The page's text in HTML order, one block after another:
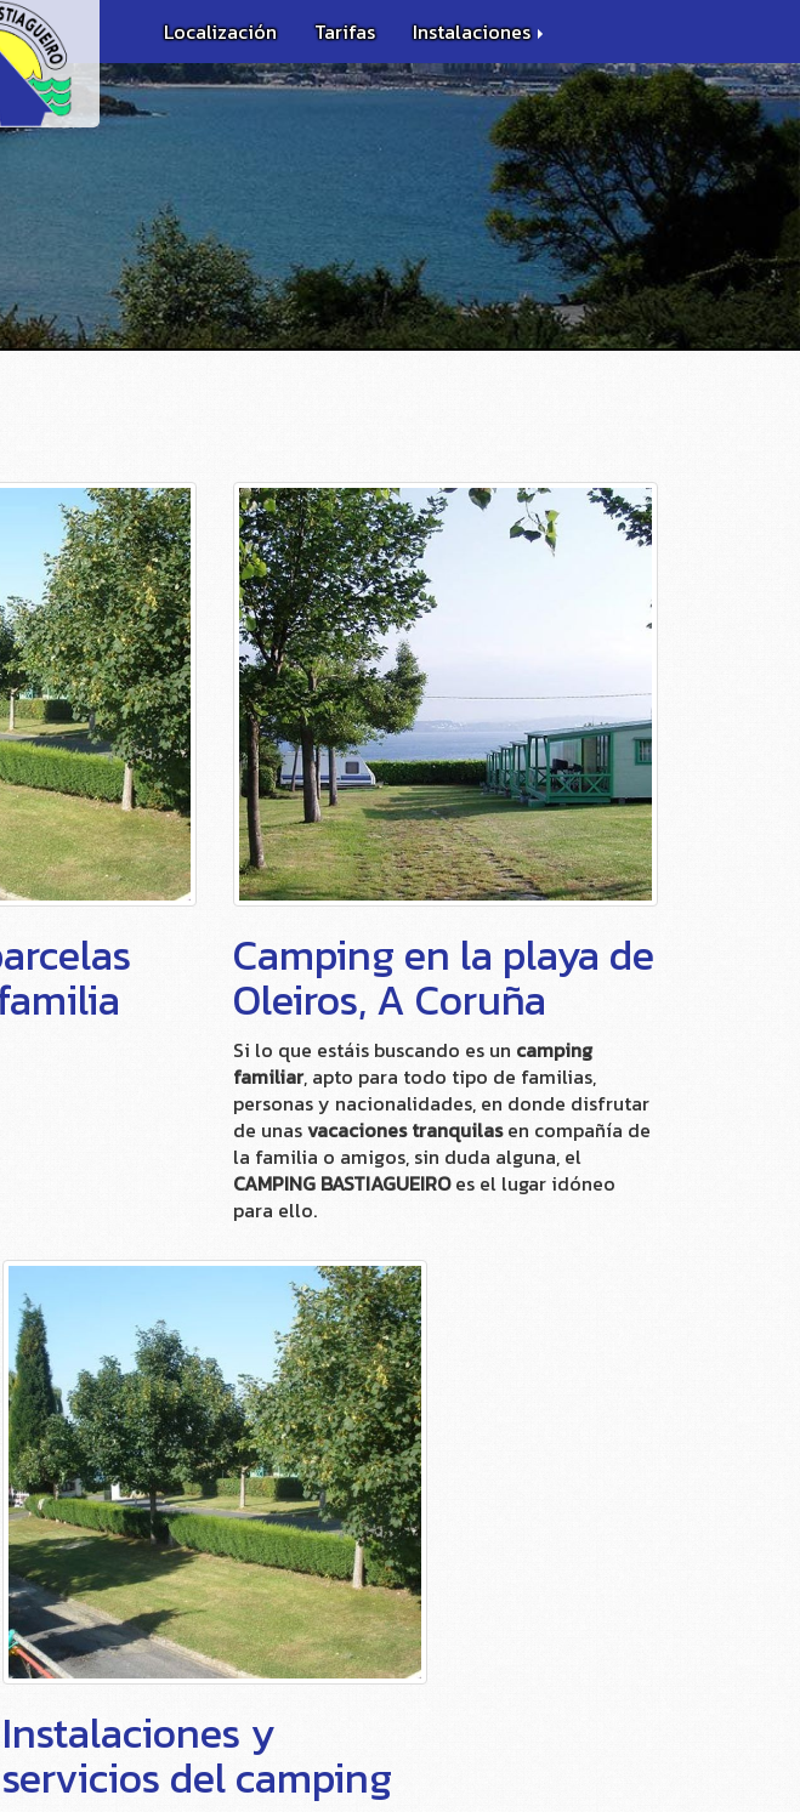
Localización Tarifas Instalaciones
Camping en la playa de
Oleiros, A Coruña
Si lo que estáis buscando es un camping
familiar, apto para todo tipo de familias,
personas y nacionalidades, en donde disfrutar
de unasvacaciones tranquilasen compañía de
la familia o amigos, sin duda alguna, el
CAMPING BASTIAGUEIROes el lugar idóneo
para ello.
Instalaciones y
servicios del camping